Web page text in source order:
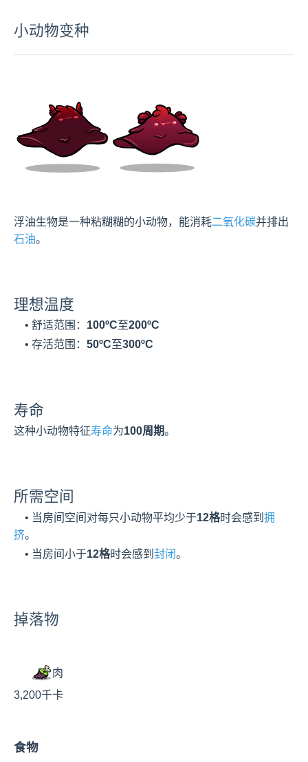
小动物变种
浮油生物是一种粘糊糊的小动物，能消耗二氧化碳并排出
石油。
理想温度
    • 舒适范围：
100ºC至200ºC
    • 存活范围：
50ºC至300ºC
寿命
这种小动物特征寿命为100周期。
所需空间
    • 当房间空间对每只小动物平均少于
12格时会感到 拥
挤。
    • 当房间小于
12格时会感到 封闭。
掉落物
肉
3,200千卡
食物